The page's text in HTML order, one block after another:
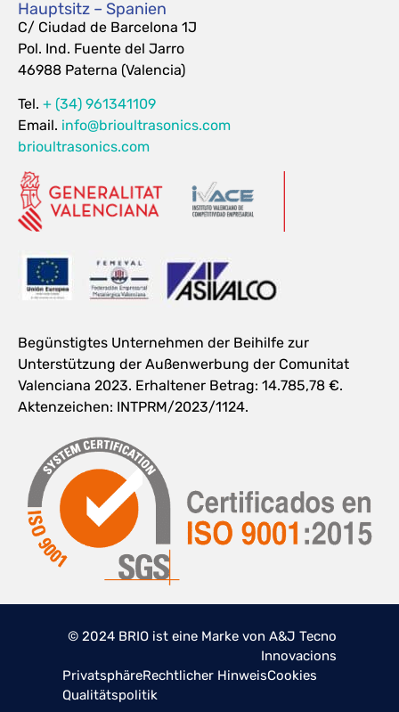
Hauptsitz – Spanien
C/ Ciudad de Barcelona 1J
Pol. Ind. Fuente del Jarro
46988 Paterna (Valencia)
Tel. + (34) 961341109
Email. info@brioultrasonics.com
brioultrasonics.com
Begünstigtes Unternehmen der Beihilfe zur
Unterstützung der Außenwerbung der Comunitat
Valenciana 2023. Erhaltener Betrag: 14.785,78 €.
Aktenzeichen: INTPRM/2023/1124.
© 2024 BRIO ist eine Marke von A&J Tecno
Innovacions
PrivatsphäreRechtlicher HinweisCookies
Qualitätspolitik